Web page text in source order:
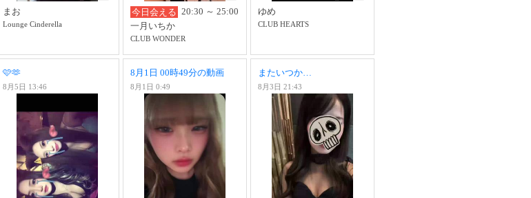
まお
Lounge Cinderella
今日会える 20:30 ～ 25:00
一月いちか
CLUB WONDER
ゆめ
CLUB HEARTS
🩷🫶
8月5日 13:46
8月1日 00時49分の動画
8月1日 0:49
またいつか…
8月3日 21:43